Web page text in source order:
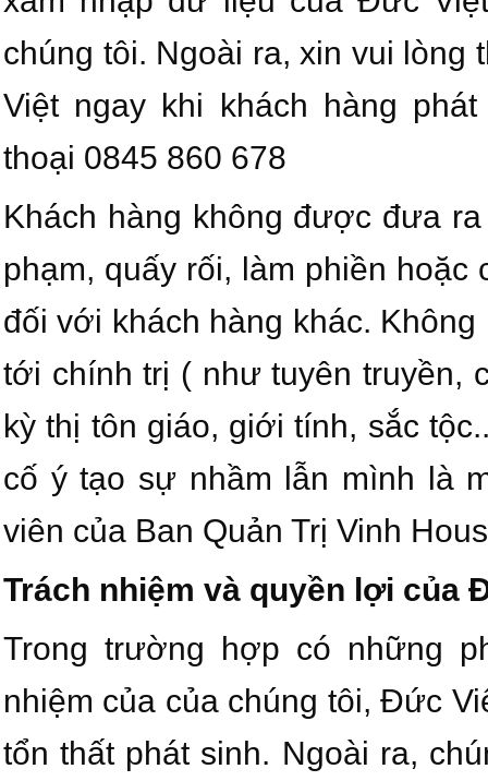
chúng tôi. Ngoài ra, xin vui
Việt ngay khi khách hàng
thoại 0845 860 678
Khách hàng không được đưa
phạm, quấy rối, làm phiền
đối với khách hàng khác.
tới chính trị ( như tuyên truyền,
kỳ thị tôn giáo, giới tính, sắc
cố ý tạo sự nhầm lẫn mình là
viên của Ban Quản Trị Vinh
Trách nhiệm và quyền lợi của
Trong trường hợp có những
nhiệm của của chúng tôi, Đức
tổn thất phát sinh. Ngoài ra,